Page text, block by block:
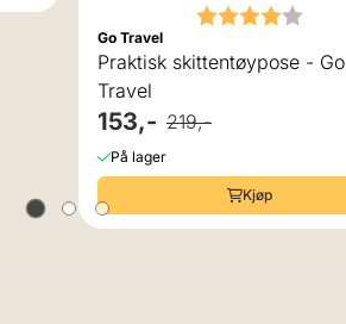
Karakter:
Go Travel
Praktisk skittentøypose - Go
Travel
153,- 219,-
På lager
Kjøp